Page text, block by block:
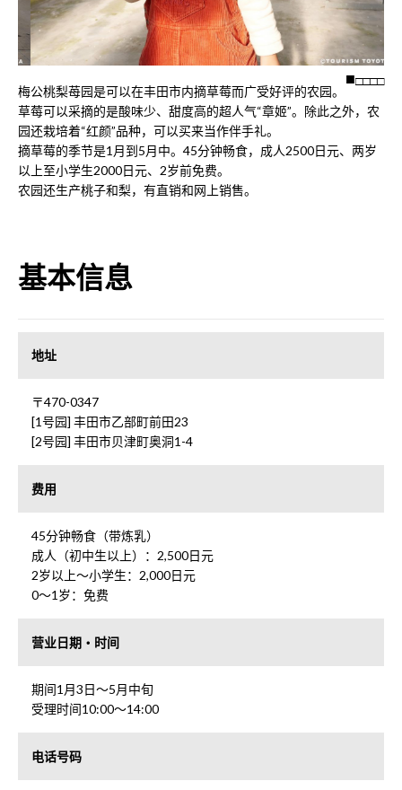
□□□□
梅公桃梨苺园是可以在丰田市内摘草莓而广受好评的农园。
草莓可以采摘的是酸味少、甜度高的超人气“章姬”。除此之外，农
园还栽培着“红颜”品种，可以买来当作伴手礼。
摘草莓的季节是1月到5月中。45分钟畅食，成人2500日元、两岁
以上至小学生2000日元、2岁前免费。
农园还生产桃子和梨，有直销和网上销售。
基本信息
地址
〒470-0347
[1号园] 丰田市乙部町前田23
[2号园] 丰田市贝津町奥洞1-4
费用
45分钟畅食（带炼乳）
成人（初中生以上）：2,500日元
2岁以上〜小学生：2,000日元
0〜1岁：免费
营业日期・时间
期间1月3日〜5月中旬
受理时间10:00～14:00
电话号码